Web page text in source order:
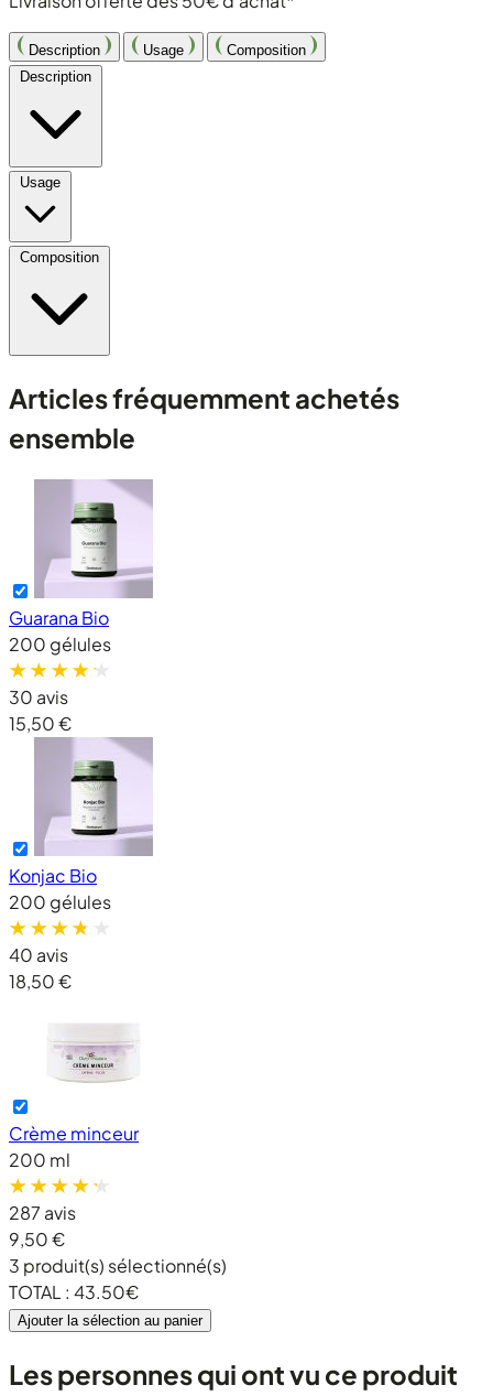
Description Usage
Composition
Description
Usage
Composition
Articles fréquemment achetés
ensemble
Guarana Bio
200 gélules
30 avis
15,50 €
Konjac Bio
200 gélules
40 avis
18,50 €
Crème minceur
200 ml
287 avis
9,50 €
3 produit(s) sélectionné(s)
TOTAL : 43.50€
Ajouter la sélection au panier
Les personnes qui ont vu ce produit